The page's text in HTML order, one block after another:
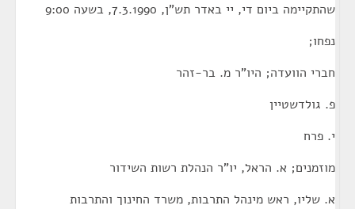
שהתקיימה ביום די, יי באדר תש"ן, 7.3.1990, בשעה 9:00
נפחו;
חברי הוועדה; היו"ר מ. בר-זהר
פ. גולדשטיין
י. פרח
מוזמנים; א. הראל, יו"ר הנהלת רשות השידור
א. שליו, ראש מינהל התרבות, משרד החינוך והתרבות